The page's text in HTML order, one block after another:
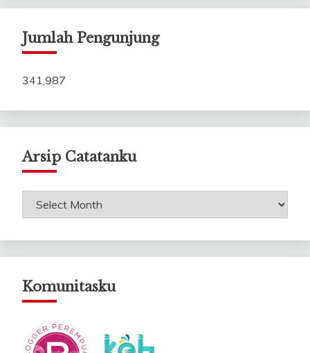
Jumlah Pengunjung
341,987
Arsip Catatanku
Arsip
Komunitasku